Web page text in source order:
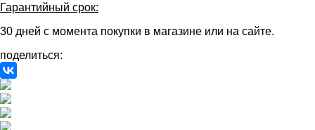
Гарантийный срок:
30 дней с момента покупки в магазине или на сайте.
поделиться: